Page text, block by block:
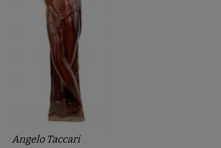
Angelo Taccari